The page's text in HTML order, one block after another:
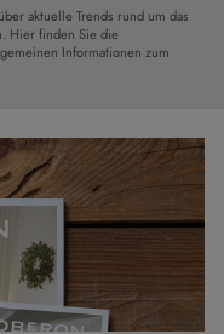
aktuelle Trends rund um das
Hier finden Sie die
Informationen zum